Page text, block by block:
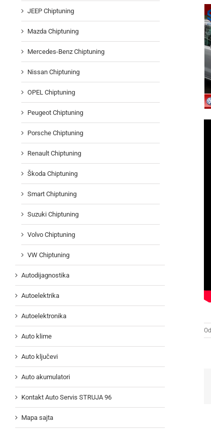
JEEP Chiptuning
Mazda Chiptuning
Mercedes-Benz Chiptuning
Nissan Chiptuning
OPEL Chiptuning
Peugeot Chiptuning
Porsche Chiptuning
Renault Chiptuning
Škoda Chiptuning
Smart Chiptuning
Suzuki Chiptuning
Volvo Chiptuning
VW Chiptuning
Autodijagnostika
Autoelektrika
Autoelektronika
Auto klime
Auto ključevi
Auto akumulatori
Kontakt Auto Servis STRUJA 96
Mapa sajta